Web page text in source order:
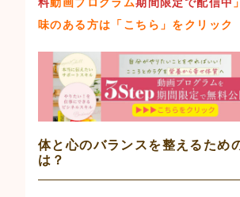
味のある方は 「こちら」 をクリック
体と心のバランスを整えるため
は？